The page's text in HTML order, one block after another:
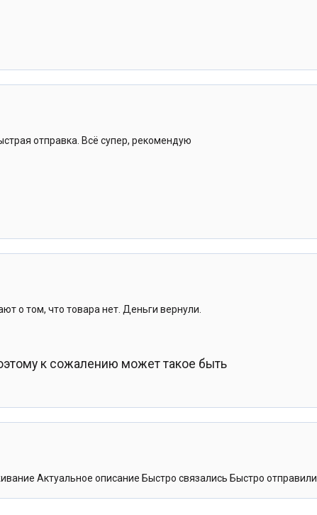
отправка. Всё супер, рекомендую
о том, что товара нет. Деньги вернули.
к сожалению может такое быть
Актуальное описание Быстро связались Быстро